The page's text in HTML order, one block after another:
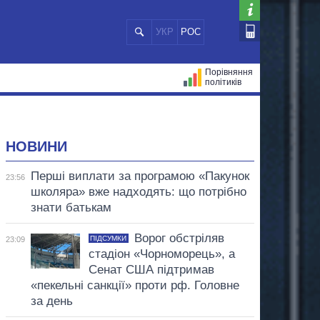
УКР РОС
Порівняння
політиків
НОВИНИ
23:56
Перші виплати за програмою «Пакунок
школяра» вже надходять: що потрібно
знати батькам
23:09 ПІДСУМКИ
Ворог обстріляв
стадіон «Чорноморець», а
Сенат США підтримав
«пекельні санкції» проти рф. Головне
за день